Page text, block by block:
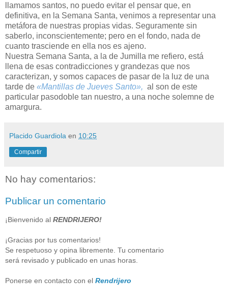
llamamos santos, no puedo evitar el pensar que, en
definitiva, en la Semana Santa, venimos a representar una
metáfora de nuestras propias vidas. Seguramente sin
saberlo, inconscientemente; pero en el fondo, nada de
cuanto trasciende en ella nos es ajeno.
Nuestra Semana Santa, a la de Jumilla me refiero, está
llena de esas contradicciones y grandezas que nos
caracterizan, y somos capaces de pasar de la luz de una
tarde de «Mantillas de Jueves Santo», al son de este
particular pasodoble tan nuestro, a una noche solemne de
amargura.
Placido Guardiola en 10:25
Compartir
No hay comentarios:
Publicar un comentario
¡Bienvenido al RENDRIJERO!
¡Gracias por tus comentarios!
Se respetuoso y opina libremente. Tu comentario
será revisado y publicado en unas horas.
Ponerse en contacto con el Rendrijero